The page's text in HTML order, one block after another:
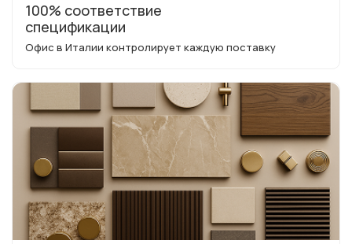
100% соответствие
спецификации
Офис в Италии контролирует каждую поставку